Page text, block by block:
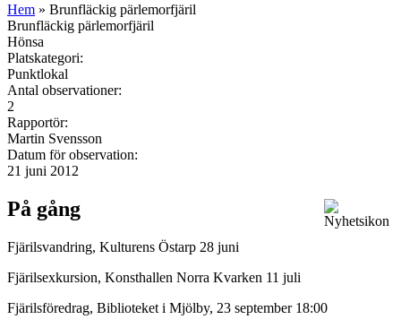
Hem » Brunfläckig pärlemorfjäril
Brunfläckig pärlemorfjäril
Hönsa
Platskategori:
Punktlokal
Antal observationer:
2
Rapportör:
Martin Svensson
Datum för observation:
21 juni 2012
På gång
Fjärilsvandring, Kulturens Östarp 28 juni
Fjärilsexkursion, Konsthallen Norra Kvarken 11 juli
Fjärilsföredrag, Biblioteket i Mjölby, 23 september 18:00